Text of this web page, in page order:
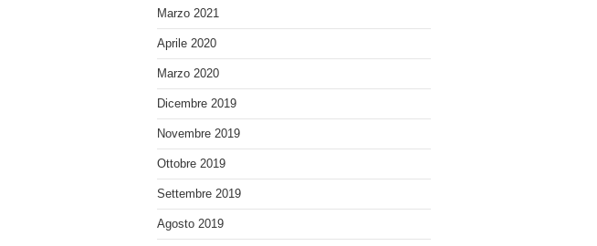
Marzo 2021
Aprile 2020
Marzo 2020
Dicembre 2019
Novembre 2019
Ottobre 2019
Settembre 2019
Agosto 2019